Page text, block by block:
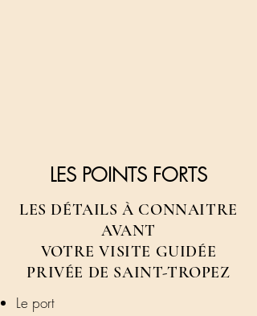
LES POINTS FORTS
LES DÉTAILS À CONNAITRE
AVANT
VOTRE VISITE GUIDÉE
PRIVÉE DE SAINT-TROPEZ
Le port